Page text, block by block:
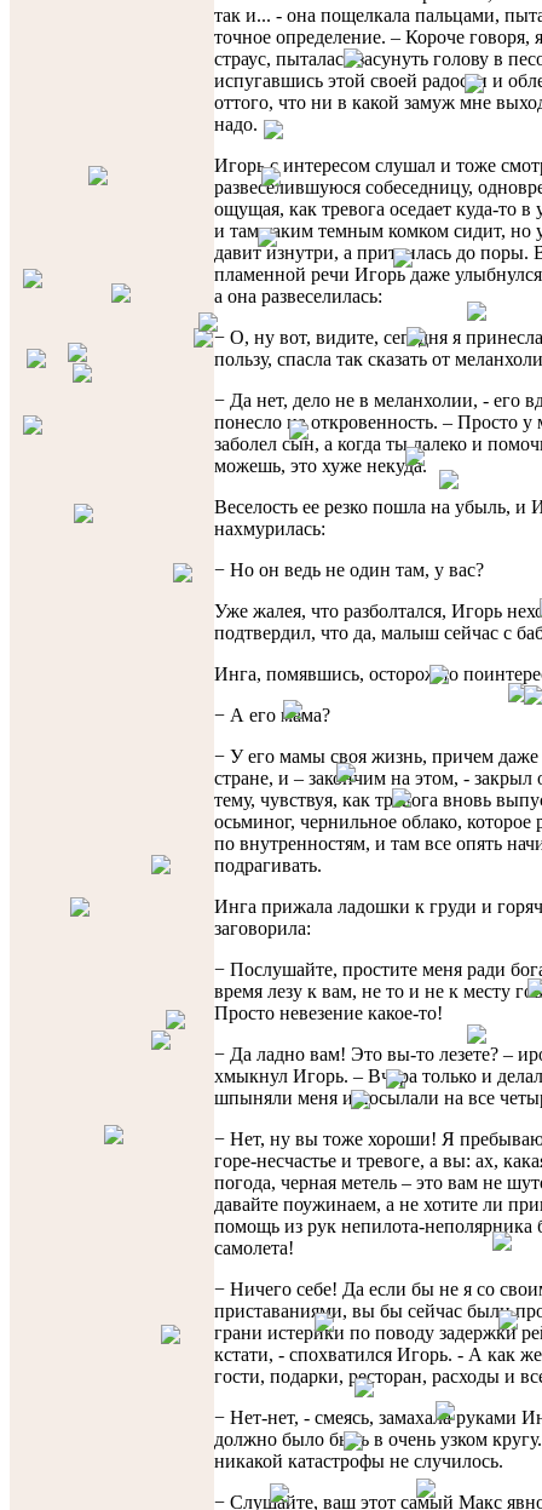
так и... - она пощелкала пальцами,
точное определение. – Короче говоря,
страус, пыталась засунуть голову в
испугавшись этой своей радости и
оттого, что ни в какой замуж мне
надо.
Игорь с интересом слушал и тоже
развеселившуюся собеседницу,
ощущая, как тревога оседает куда-то в
и там таким темным комком сидит, но
давит изнутри, а притаилась до поры.
пламенной речи Игорь даже
а она развеселилась:
− О, ну вот, видите, сегодня я
пользу, спасла так сказать от
− Да нет, дело не в меланхолии, - его
понесло на откровенность. – Просто у
заболел сын, а когда ты далеко и
можешь, это хуже некуда.
Веселость ее резко пошла на убыль, и
нахмурилась:
− Но он ведь не один там, у вас?
Уже жалея, что разболтался, Игорь
подтвердил, что да, малыш сейчас с
Инга, помявшись, осторожно
− А его мама?
− У его мамы своя жизнь, причем даже
стране, и – закончим на этом, -
тему, чувствуя, как тревога вновь
осьминог, чернильное облако, которое
по внутренностям, и там все опять
подрагивать.
Инга прижала ладошки к груди и
заговорила:
− Послушайте, простите меня ради
время лезу к вам, не то и не к месту
Просто невезение какое-то!
− Да ладно вам! Это вы-то лезете? –
хмыкнул Игорь. – Вчера только и
шпыняли меня и посылали на все
− Нет, ну вы тоже хороши! Я
горе-несчастье и тревоге, а вы: ах,
погода, черная метель – это вам не
давайте поужинаем, а не хотите ли
помощь из рук непилота-неполярника
самолета!
− Ничего себе! Да если бы не я со
приставаниями, вы бы сейчас были
грани истерики по поводу задержки
кстати, - спохватился Игорь. - А как
гости, подарки, ресторан, расходы и
− Нет-нет, - смеясь, замахала руками
должно было быть в очень узком
никакой катастрофы не случилось.
− Слушайте, ваш этот самый Макс